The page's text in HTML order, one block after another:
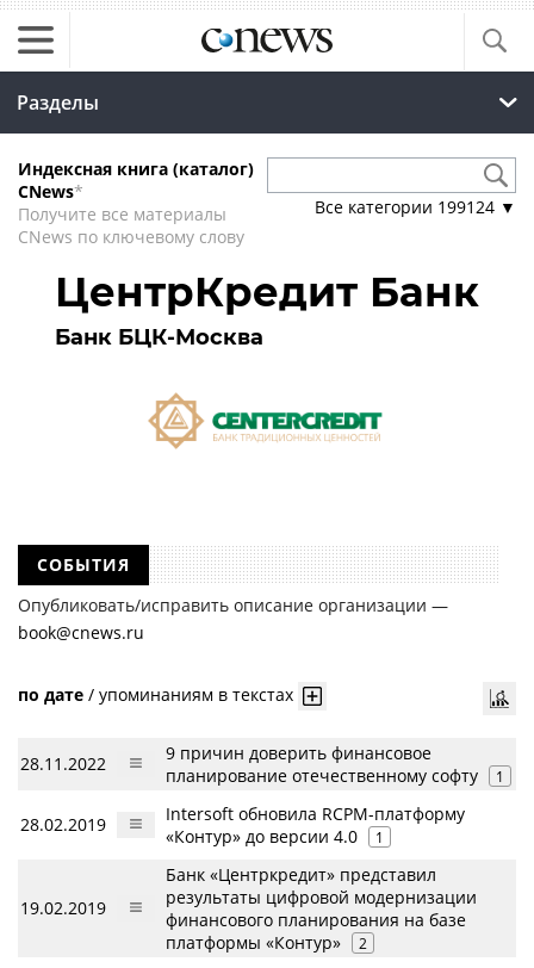
Разделы
Индексная книга (каталог)
CNews*
Получите все материалы
CNews по ключевому слову
Все категории 199124 ▼
ЦентрКредит Банк
Банк БЦК-Москва
СОБЫТИЯ
Опубликовать/исправить описание организации —
book@cnews.ru
по дате / упоминаниям в текстах
28.11.2022
9 причин доверить финансовое
планирование отечественному софту
1
28.02.2019
Intersoft обновила RCPM-платформу
«Контур» до версии 4.0
1
19.02.2019
Банк «Центркредит» представил
результаты цифровой модернизации
финансового планирования на базе
платформы «Контур»
2